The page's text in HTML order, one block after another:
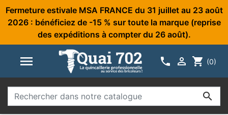
Fermeture estivale MSA FRANCE du 31 juillet au 23 août
2026 : bénéficiez de -15 % sur toute la marque (reprise
des expéditions à compter du 26 août).
   shopping_cart (0)
